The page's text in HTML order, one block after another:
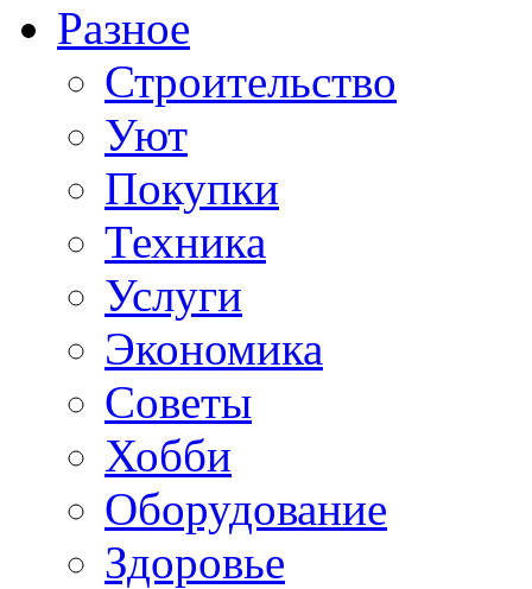
Разное
Строительство
Уют
Покупки
Техника
Услуги
Экономика
Советы
Хобби
Oборудование
Здоровье